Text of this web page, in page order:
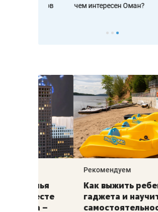
чем интересен Оман?
Рекомендуем
Как выжить ребенку без
гаджета и научить его
самостоятельности за 18